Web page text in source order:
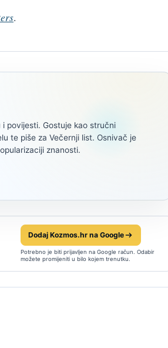
.
povijesti. Gostuje kao stručni
te piše za Večernji list. Osnivač je
znanosti.
Dodaj Kozmos.hr na Google
Potrebno je biti prijavljen na Google račun. Odabir
možete promijeniti u bilo kojem trenutku.